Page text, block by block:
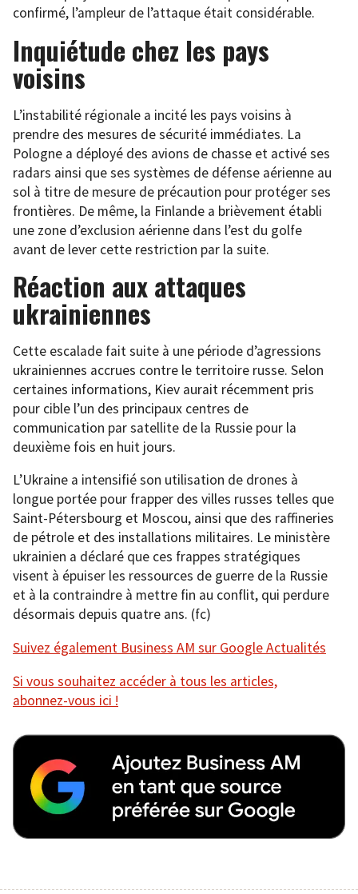
confirmé, l’ampleur de l’attaque était considérable.
Inquiétude chez les pays
voisins
L’instabilité régionale a incité les pays voisins à
prendre des mesures de sécurité immédiates. La
Pologne a déployé des avions de chasse et activé ses
radars ainsi que ses systèmes de défense aérienne au
sol à titre de mesure de précaution pour protéger ses
frontières. De même, la Finlande a brièvement établi
une zone d’exclusion aérienne dans l’est du golfe
avant de lever cette restriction par la suite.
Réaction aux attaques
ukrainiennes
Cette escalade fait suite à une période d’agressions
ukrainiennes accrues contre le territoire russe. Selon
certaines informations, Kiev aurait récemment pris
pour cible l’un des principaux centres de
communication par satellite de la Russie pour la
deuxième fois en huit jours.
L’Ukraine a intensifié son utilisation de drones à
longue portée pour frapper des villes russes telles que
Saint-Pétersbourg et Moscou, ainsi que des raffineries
de pétrole et des installations militaires. Le ministère
ukrainien a déclaré que ces frappes stratégiques
visent à épuiser les ressources de guerre de la Russie
et à la contraindre à mettre fin au conflit, qui perdure
désormais depuis quatre ans. (fc)
Suivez également Business AM sur Google Actualités
Si vous souhaitez accéder à tous les articles,
abonnez-vous ici !